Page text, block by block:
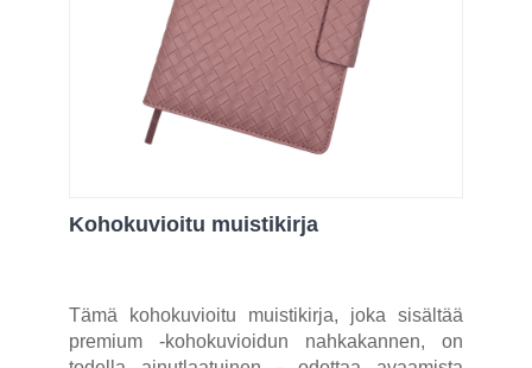
Kohokuvioitu muistikirja
Tämä kohokuvioitu muistikirja, joka sisältää
premium -kohokuvioidun nahkakannen, on